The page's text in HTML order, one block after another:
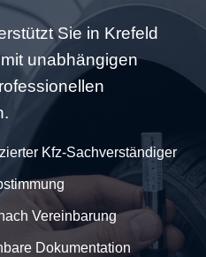
Sie in Krefeld
unabhängigen
Kfz-Sachverständiger
Vereinbarung
Dokumentation